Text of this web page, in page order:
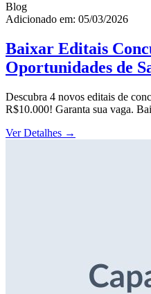
Blog
Adicionado em: 05/03/2026
Baixar Editais
Oportunidades de
Descubra 4 novos editais de
R$10.000! Garanta sua vaga.
Ver Detalhes →